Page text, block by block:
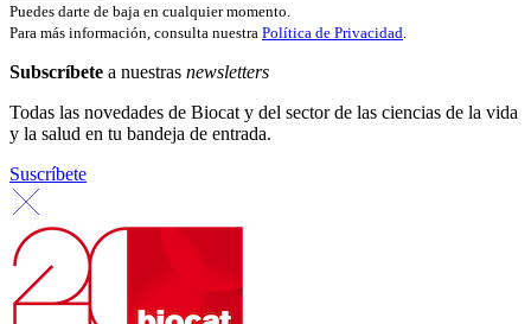
Puedes darte de baja en cualquier momento.
Para más información, consulta nuestra Política de Privacidad
Subscríbete a nuestras newsletters
Todas las novedades de Biocat y del sector de las ciencias de la vida
y la salud en tu bandeja de entrada.
Suscríbete